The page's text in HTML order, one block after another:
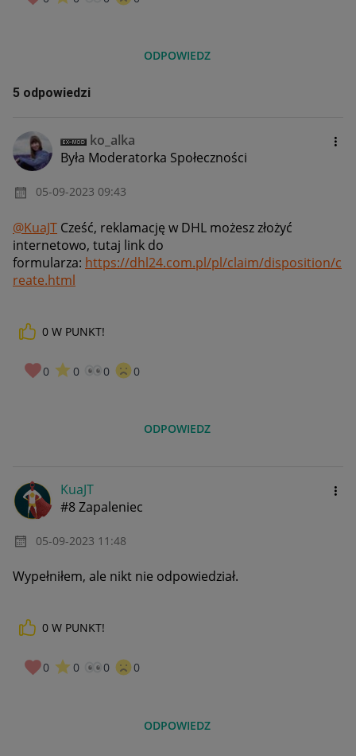
ODPOWIEDZ
5 odpowiedzi
ko_alka
Była Moderatorka Społeczności
‎05-09-2023 09:43
@KuaJT Cześć, reklamację w DHL możesz złożyć
internetowo, tutaj link do
formularza: https://dhl24.com.pl/pl/claim/disposition/c
reate.html
0 W PUNKT!
0 0 0 0
ODPOWIEDZ
KuaJT
#8 Zapaleniec
‎05-09-2023 11:48
Wypełniłem, ale nikt nie odpowiedział.
0 W PUNKT!
0 0 0 0
ODPOWIEDZ